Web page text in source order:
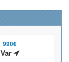
990€
Var